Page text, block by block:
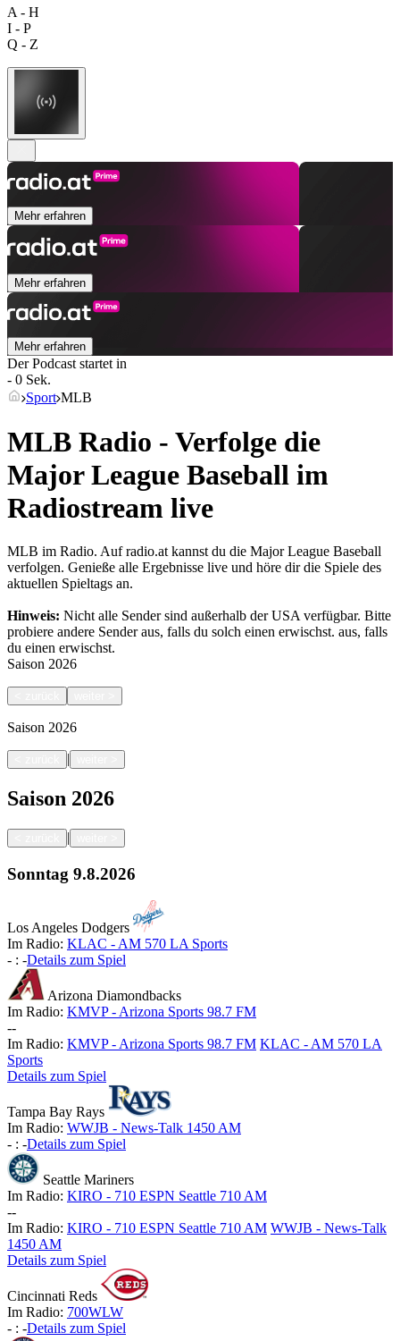
A - H
I - P
Q - Z
Mehr erfahren
Mehr erfahren
Mehr erfahren
Der Podcast startet in
- 0 Sek.
Sport MLB
MLB Radio - Verfolge die
Major League Baseball im
Radiostream live
MLB im Radio. Auf radio.at kannst du die Major League Baseball
verfolgen. Genieße alle Ergebnisse live und höre dir die Spiele des
aktuellen Spieltags an.
Hinweis: Nicht alle Sender sind außerhalb der USA verfügbar. Bitte
probiere andere Sender aus, falls du solch einen erwischst. aus, falls
du einen erwischst.
Saison 2026
Saison 2026
|
Saison 2026
|
Sonntag 9.8.2026
Los Angeles Dodgers
Im Radio: KLAC - AM 570 LA Sports
- : -Details zum Spiel
Arizona Diamondbacks
Im Radio: KMVP - Arizona Sports 98.7 FM
--
Im Radio: KMVP - Arizona Sports 98.7 FM KLAC - AM 570 LA
Sports
Details zum Spiel
Tampa Bay Rays
Im Radio: WWJB - News-Talk 1450 AM
- : -Details zum Spiel
Seattle Mariners
Im Radio: KIRO - 710 ESPN Seattle 710 AM
--
Im Radio: KIRO - 710 ESPN Seattle 710 AM WWJB - News-Talk
1450 AM
Details zum Spiel
Cincinnati Reds
Im Radio: 700WLW
- : -Details zum Spiel